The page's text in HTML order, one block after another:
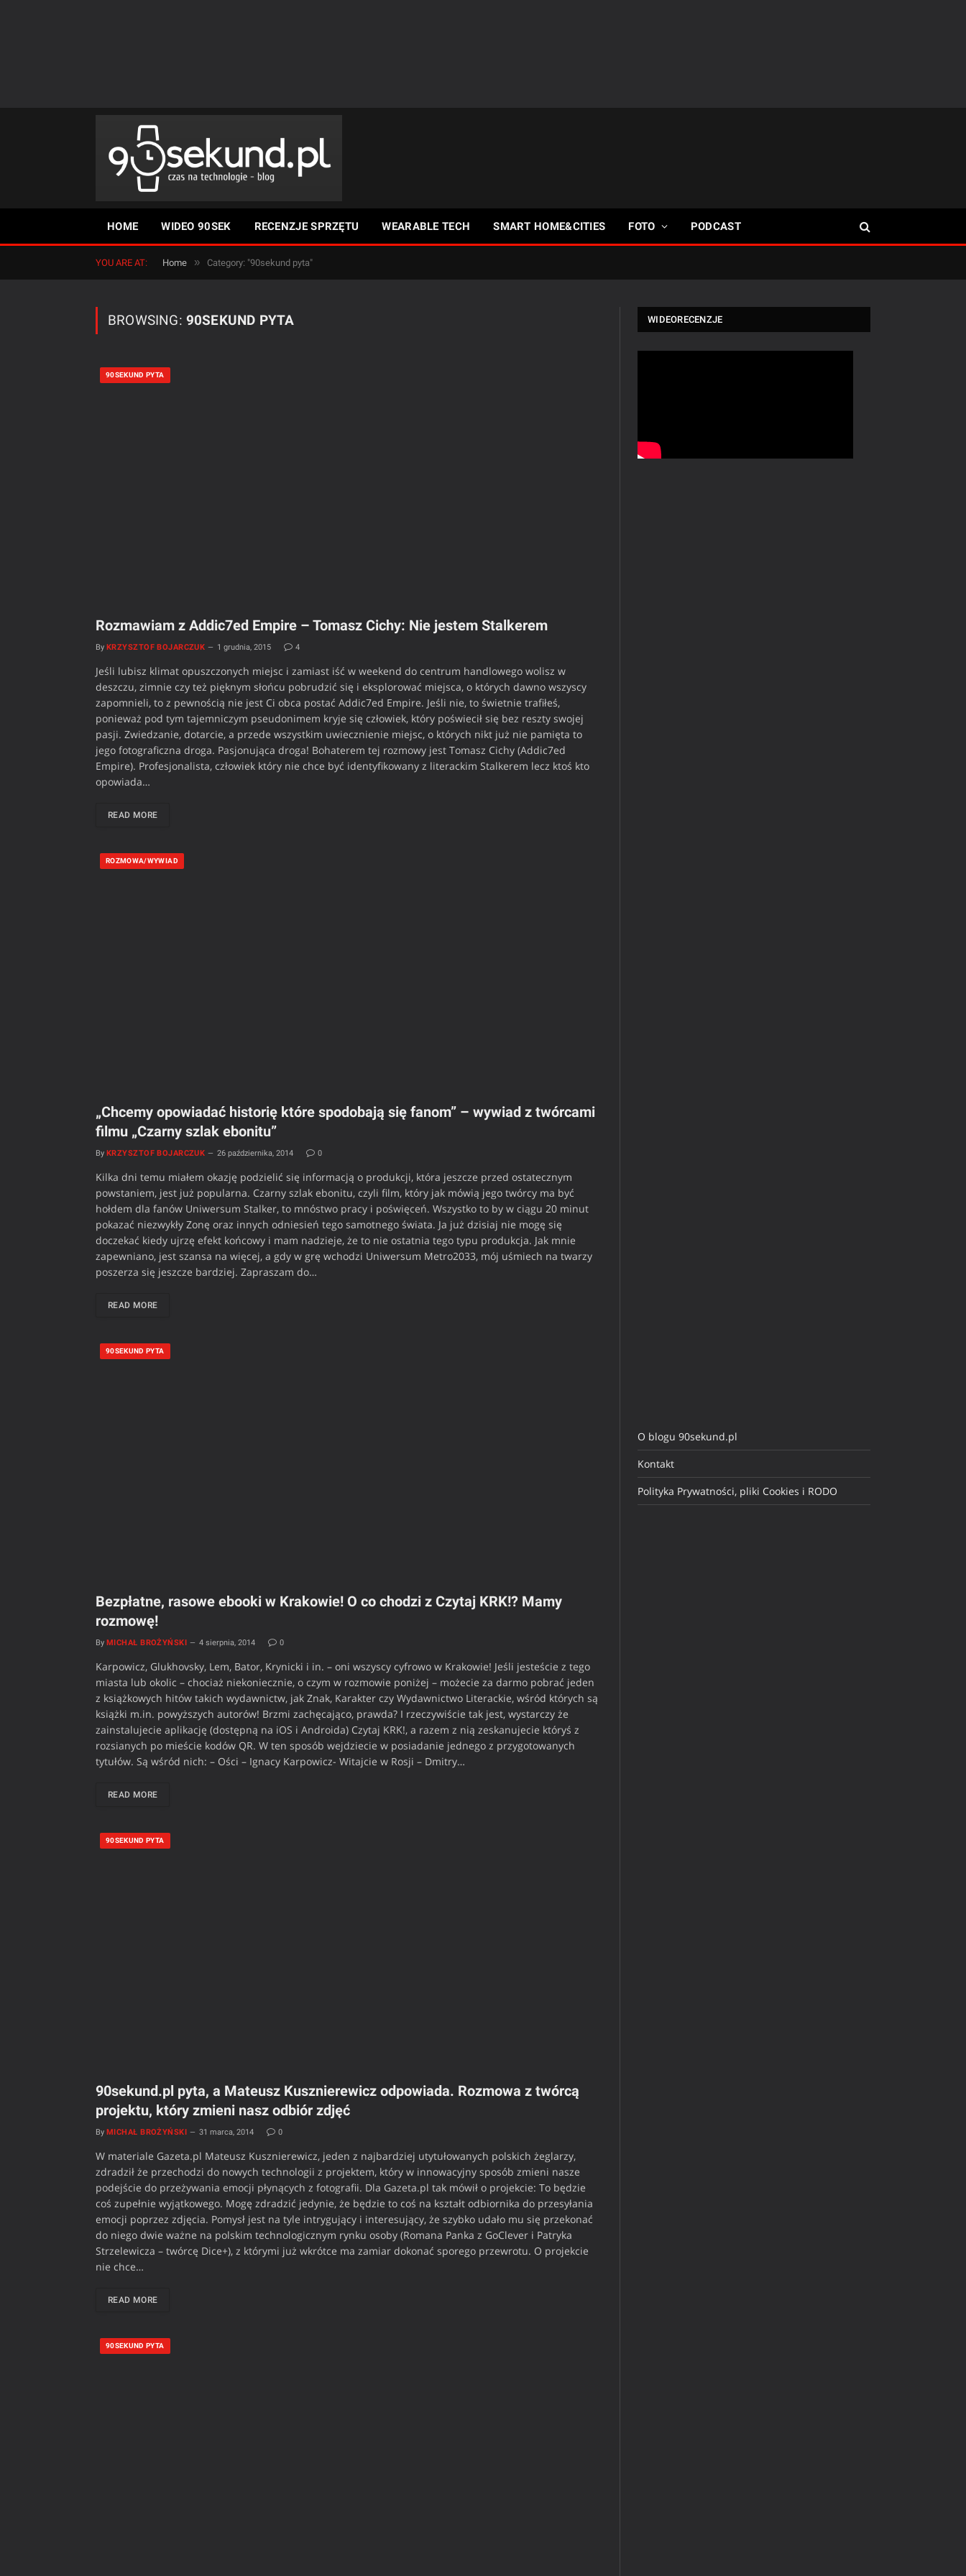
HOME WIDEO 90SEK RECENZJE SPRZĘTU WEARABLE TECH SMART HOME&CITIES FOTO PODCAST
YOU ARE AT: Home » Category: "90sekund pyta"
BROWSING: 90SEKUND PYTA
90SEKUND PYTA
Rozmawiam z Addic7ed Empire – Tomasz Cichy: Nie jestem Stalkerem
By KRZYSZTOF BOJARCZUK 1 grudnia, 2015 4
Jeśli lubisz klimat opuszczonych miejsc i zamiast iść w weekend do centrum handlowego wolisz w
deszczu, zimnie czy też pięknym słońcu pobrudzić się i eksplorować miejsca, o których dawno wszyscy
zapomnieli, to z pewnością nie jest Ci obca postać Addic7ed Empire. Jeśli nie, to świetnie trafiłeś,
ponieważ pod tym tajemniczym pseudonimem kryje się człowiek, który poświecił się bez reszty swojej
pasji. Zwiedzanie, dotarcie, a przede wszystkim uwiecznienie miejsc, o których nikt już nie pamięta to
jego fotograficzna droga. Pasjonująca droga! Bohaterem tej rozmowy jest Tomasz Cichy (Addic7ed
Empire). Profesjonalista, człowiek który nie chce być identyfikowany z literackim Stalkerem lecz ktoś kto
opowiada…
READ MORE
ROZMOWA/WYWIAD
„Chcemy opowiadać historię które spodobają się fanom” – wywiad z twórcami
filmu „Czarny szlak ebonitu”
By KRZYSZTOF BOJARCZUK 26 października, 2014 0
Kilka dni temu miałem okazję podzielić się informacją o produkcji, która jeszcze przed ostatecznym
powstaniem, jest już popularna. Czarny szlak ebonitu, czyli film, który jak mówią jego twórcy ma być
hołdem dla fanów Uniwersum Stalker, to mnóstwo pracy i poświęceń. Wszystko to by w ciągu 20 minut
pokazać niezwykły Zonę oraz innych odniesień tego samotnego świata. Ja już dzisiaj nie mogę się
doczekać kiedy ujrzę efekt końcowy i mam nadzieje, że to nie ostatnia tego typu produkcja. Jak mnie
zapewniano, jest szansa na więcej, a gdy w grę wchodzi Uniwersum Metro2033, mój uśmiech na twarzy
poszerza się jeszcze bardziej. Zapraszam do…
READ MORE
90SEKUND PYTA
Bezpłatne, rasowe ebooki w Krakowie! O co chodzi z Czytaj KRK!? Mamy
rozmowę!
By MICHAŁ BROŻYŃSKI 4 sierpnia, 2014 0
Karpowicz, Glukhovsky, Lem, Bator, Krynicki i in. – oni wszyscy cyfrowo w Krakowie! Jeśli jesteście z tego
miasta lub okolic – chociaż niekoniecznie, o czym w rozmowie poniżej – możecie za darmo pobrać jeden
z książkowych hitów takich wydawnictw, jak Znak, Karakter czy Wydawnictwo Literackie, wśród których są
książki m.in. powyższych autorów! Brzmi zachęcająco, prawda? I rzeczywiście tak jest, wystarczy że
zainstalujecie aplikację (dostępną na iOS i Androida) Czytaj KRK!, a razem z nią zeskanujecie któryś z
rozsianych po mieście kodów QR. W ten sposób wejdziecie w posiadanie jednego z przygotowanych
tytułów. Są wśród nich: – Ości – Ignacy Karpowicz- Witajcie w Rosji – Dmitry…
READ MORE
90SEKUND PYTA
90sekund.pl pyta, a Mateusz Kusznierewicz odpowiada. Rozmowa z twórcą
projektu, który zmieni nasz odbiór zdjęć
By MICHAŁ BROŻYŃSKI 31 marca, 2014 0
W materiale Gazeta.pl Mateusz Kusznierewicz, jeden z najbardziej utytułowanych polskich żeglarzy,
zdradził że przechodzi do nowych technologii z projektem, który w innowacyjny sposób zmieni nasze
podejście do przeżywania emocji płynących z fotografii. Dla Gazeta.pl tak mówił o projekcie: To będzie
coś zupełnie wyjątkowego. Mogę zdradzić jedynie, że będzie to coś na kształt odbiornika do przesyłania
emocji poprzez zdjęcia. Pomysł jest na tyle intrygujący i interesujący, że szybko udało mu się przekonać
do niego dwie ważne na polskim technologicznym rynku osoby (Romana Panka z GoClever i Patryka
Strzelewicza – twórcę Dice+), z którymi już wkrótce ma zamiar dokonać sporego przewrotu. O projekcie
nie chce…
READ MORE
90SEKUND PYTA
WIDEORECENZJE
O blogu 90sekund.pl
Kontakt
Polityka Prywatności, pliki Cookies i RODO